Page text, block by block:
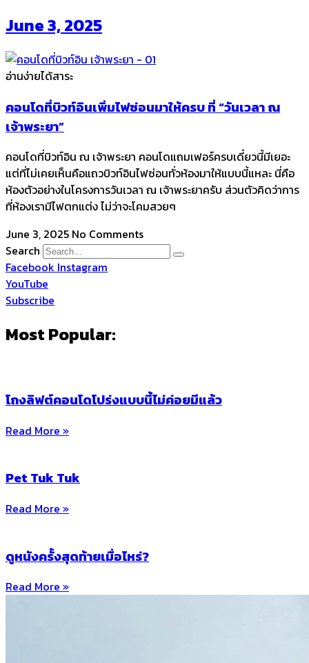
June 3, 2025
อ่านง่ายได้สาระ
คอนโดที่บิวท์อินเพิ่มไฟซ่อนมาให้ครบ ที่ “วันเวลา ณ
เจ้าพระยา”
คอนโดที่บิวท์อิน ณ เจ้าพระยา คอนโดแถมเฟอร์ครบเดี๋ยวนี้มีเยอะ
แต่ที่ไม่เคยเห็นคือแถวบิวท์อินไฟซ่อนทั่วห้องมาให้แบบนี้แหละ นี่คือ
ห้องตัวอย่างในโครงการวันเวลา ณ เจ้าพระยาครับ ​ส่วนตัวคิดว่าการ
ที่ห้องเรามีไฟตกแต่ง ไม่ว่าจะโคมสวยๆ
June 3, 2025 No Comments
Search
Facebook Instagram
YouTube
Subscribe
Most Popular:
โถงลิฟต์คอนโดโปร่งแบบนี้ไม่ค่อยมีแล้ว
Read More »
Pet Tuk Tuk
Read More »
ดูหนังครั้งสุดท้ายเมื่อไหร่?
Read More »